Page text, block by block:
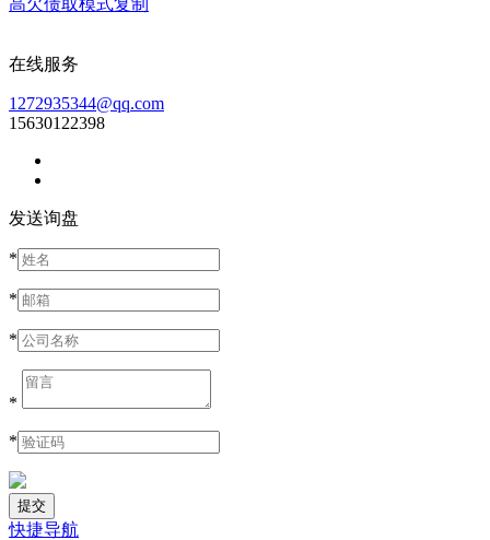
在线服务
1272935344@qq.com
15630122398
发送询盘
*
*
*
*
*
快捷导航